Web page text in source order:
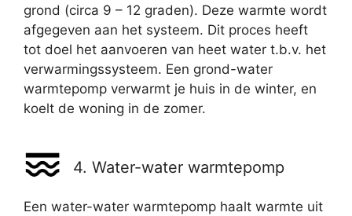
grond (circa 9 – 12 graden). Deze warmte wordt
afgegeven aan het systeem. Dit proces heeft
tot doel het aanvoeren van heet water t.b.v. het
verwarmingssysteem. Een grond-water
warmtepomp verwarmt je huis in de winter, en
koelt de woning in de zomer.
4. Water-water warmtepomp
Een water-water warmtepomp haalt warmte uit